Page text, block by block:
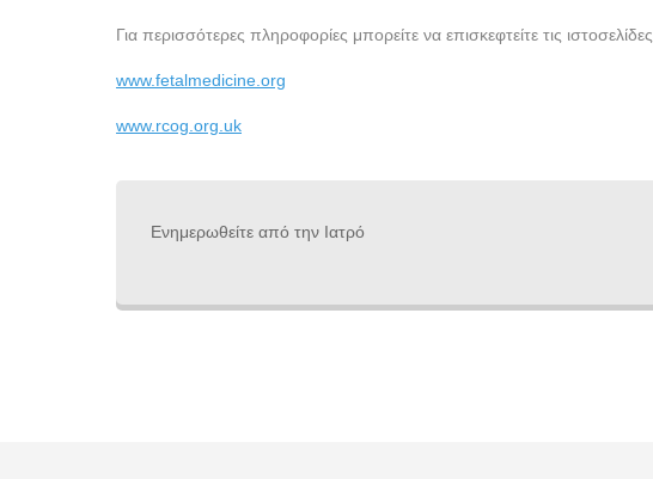
Για περισσότερες πληροφορίες μπορείτε να επισκεφτείτε τις ιστοσελίδες
www.fetalmedicine.org
www.rcog.org.uk
Ενημερωθείτε από την Ιατρό